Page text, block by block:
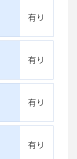
有り
有り
有り
有り